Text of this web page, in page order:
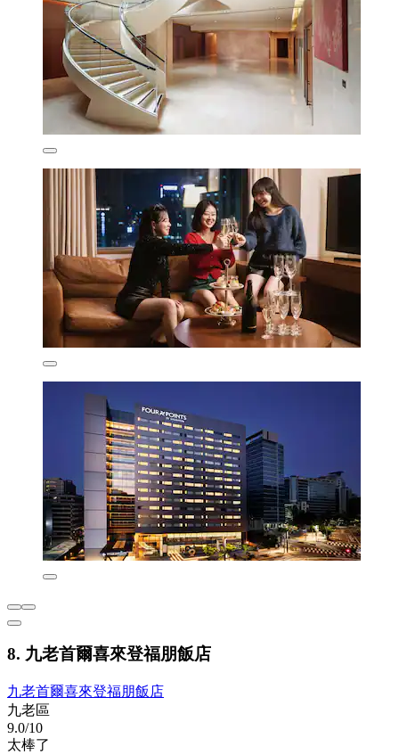
8. 九老首爾喜來登福朋飯店
九老首爾喜來登福朋飯店
九老區
9.0/10
太棒了